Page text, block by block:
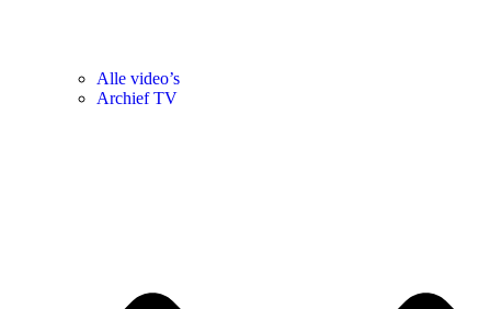
Alle video’s
Archief TV